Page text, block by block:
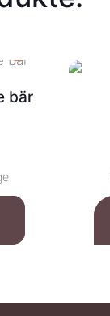
bär